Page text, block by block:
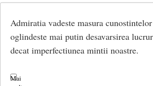
Admiratia vadeste masura
oglindeste mai putin desavarsirea
decat imperfectiunea mintii noastre.